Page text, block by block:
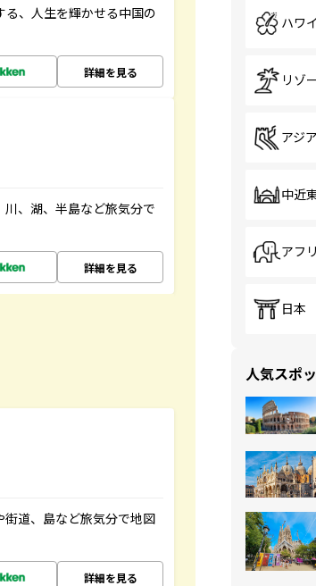
、人生を輝かせる中国の
詳細を見る
、湖、半島など旅気分で
詳細を見る
道、島など旅気分で地図
詳細を見る
ハワイ
リゾ
アジア
中近
アフ
日本
人気スポ